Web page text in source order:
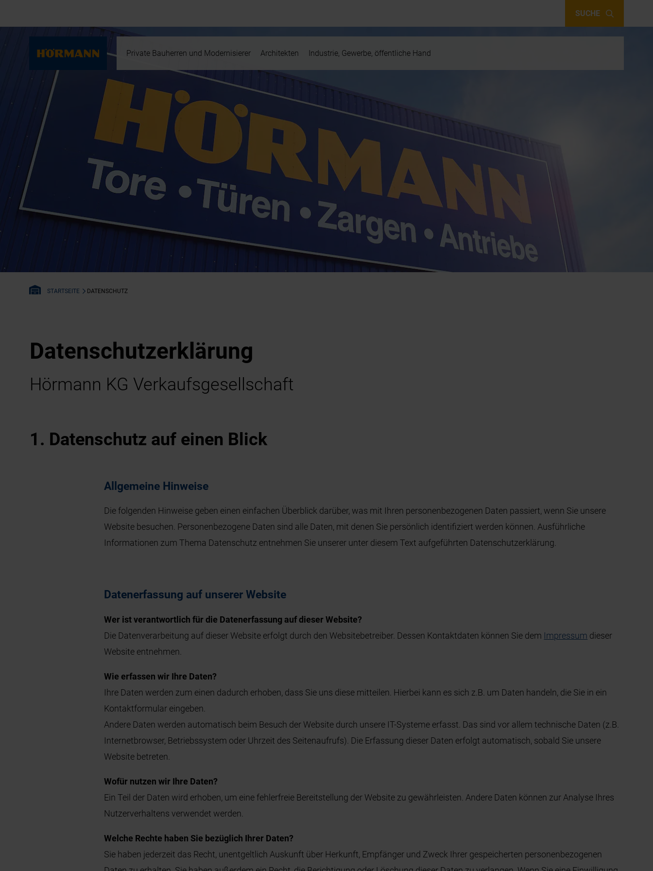
SUCHE
Private Bauherren und Modernisierer Architekten Industrie, Gewerbe, öffentliche Hand
STARTSEITE DATENSCHUTZ
Datenschutzerklärung
Hörmann KG Verkaufsgesellschaft
1. Datenschutz auf einen Blick
Allgemeine Hinweise
Die folgenden Hinweise geben einen einfachen Überblick darüber, was mit Ihren personenbezogenen Daten passiert, wenn Sie unsere
Website besuchen. Personenbezogene Daten sind alle Daten, mit denen Sie persönlich identifiziert werden können. Ausführliche
Informationen zum Thema Datenschutz entnehmen Sie unserer unter diesem Text aufgeführten Datenschutzerklärung.
Datenerfassung auf unserer Website
Wer ist verantwortlich für die Datenerfassung auf dieser Website?
Die Datenverarbeitung auf dieser Website erfolgt durch den Websitebetreiber. Dessen Kontaktdaten können Sie dem Impressum dieser
Website entnehmen.
Wie erfassen wir Ihre Daten?
Ihre Daten werden zum einen dadurch erhoben, dass Sie uns diese mitteilen. Hierbei kann es sich z.B. um Daten handeln, die Sie in ein
Kontaktformular eingeben.
Andere Daten werden automatisch beim Besuch der Website durch unsere IT-Systeme erfasst. Das sind vor allem technische Daten (z.B.
Internetbrowser, Betriebssystem oder Uhrzeit des Seitenaufrufs). Die Erfassung dieser Daten erfolgt automatisch, sobald Sie unsere
Website betreten.
Wofür nutzen wir Ihre Daten?
Ein Teil der Daten wird erhoben, um eine fehlerfreie Bereitstellung der Website zu gewährleisten. Andere Daten können zur Analyse Ihres
Nutzerverhaltens verwendet werden.
Welche Rechte haben Sie bezüglich Ihrer Daten?
Sie haben jederzeit das Recht, unentgeltlich Auskunft über Herkunft, Empfänger und Zweck Ihrer gespeicherten personenbezogenen